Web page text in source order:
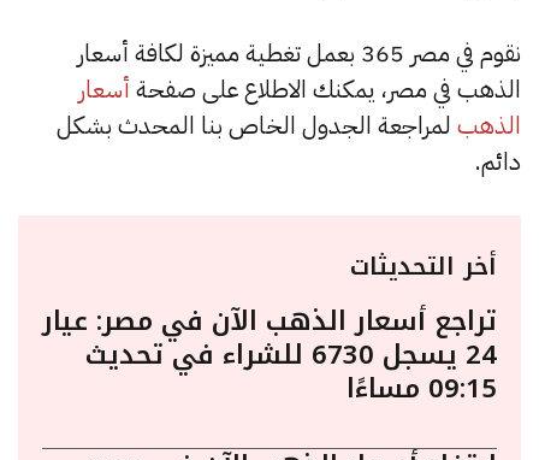
نقوم في مصر 365 بعمل تغطية مميزة لكافة أسعار
الذهب في مصر، يمكنك الاطلاع على صفحة أسعار
الذهب لمراجعة الجدول الخاص بنا المحدث بشكل
دائم.
أخر التحديثات
تراجع أسعار الذهب الآن في مصر: عيار
24 يسجل 6730 للشراء في تحديث
09:15 مساءًا